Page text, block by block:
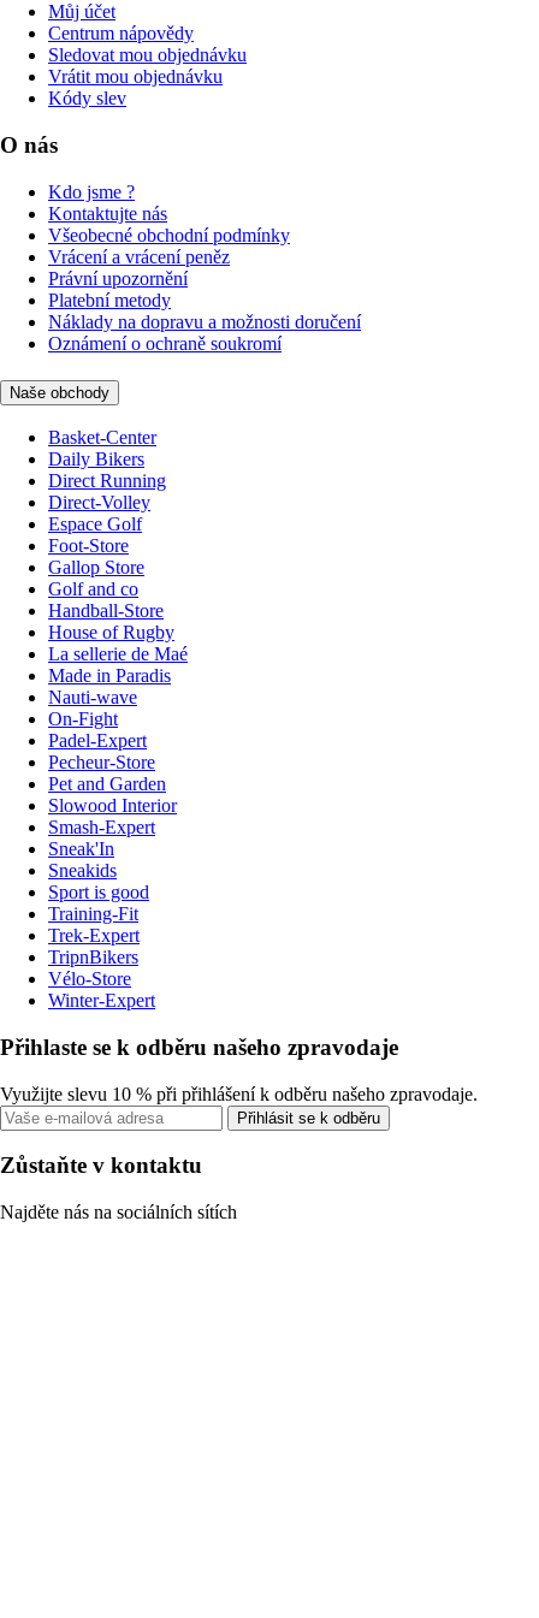
Můj účet
Centrum nápovědy
Sledovat mou objednávku
Vrátit mou objednávku
Kódy slev
O nás
Kdo jsme ?
Kontaktujte nás
Všeobecné obchodní podmínky
Vrácení a vrácení peněz
Právní upozornění
Platební metody
Náklady na dopravu a možnosti doručení
Oznámení o ochraně soukromí
Naše obchody
Basket-Center
Daily Bikers
Direct Running
Direct-Volley
Espace Golf
Foot-Store
Gallop Store
Golf and co
Handball-Store
House of Rugby
La sellerie de Maé
Made in Paradis
Nauti-wave
On-Fight
Padel-Expert
Pecheur-Store
Pet and Garden
Slowood Interior
Smash-Expert
Sneak'In
Sneakids
Sport is good
Training-Fit
Trek-Expert
TripnBikers
Vélo-Store
Winter-Expert
Přihlaste se k odběru našeho zpravodaje
Využijte slevu 10 % při přihlášení k odběru našeho zpravodaje.
Přihlásit se k odběru
Zůstaňte v kontaktu
Najděte nás na sociálních sítích